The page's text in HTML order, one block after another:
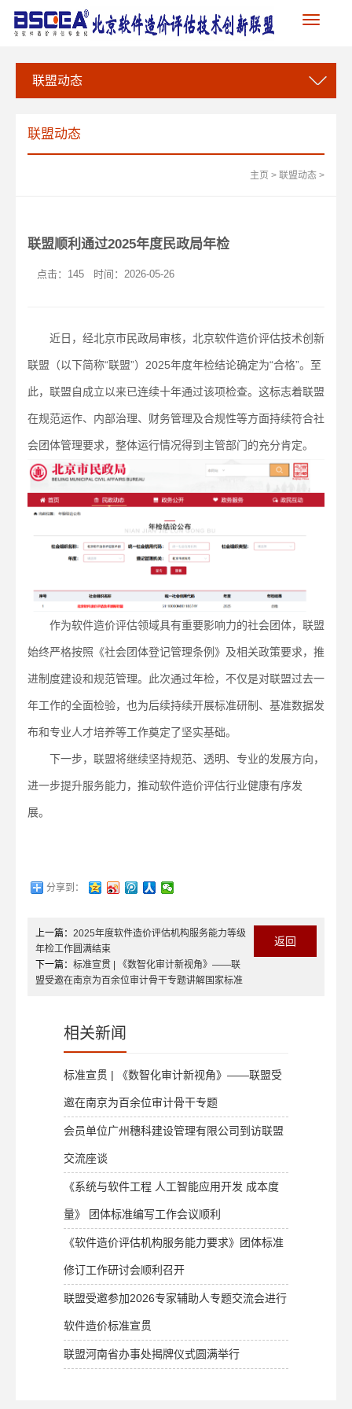
Toggle
navigation
联盟动态
联盟动态
主页 > 联盟动态 >
联盟顺利通过2025年度民政局年检
点击： 145 时间：2026-05-26
近日，经北京市民政局审核，北京软件造价评估技术创新
联盟（以下简称“联盟”）2025年度年检结论确定为“合格”。至
此，联盟自成立以来已连续十年通过该项检查。这标志着联盟
在规范运作、内部治理、财务管理及合规性等方面持续符合社
会团体管理要求，整体运行情况得到主管部门的充分肯定。
作为软件造价评估领域具有重要影响力的社会团体，联盟
始终严格按照《社会团体登记管理条例》及相关政策要求，推
进制度建设和规范管理。此次通过年检，不仅是对联盟过去一
年工作的全面检验，也为后续持续开展标准研制、基准数据发
布和专业人才培养等工作奠定了坚实基础。
下一步，联盟将继续坚持规范、透明、专业的发展方向，
进一步提升服务能力，推动软件造价评估行业健康有序发
展。
分享到：
上一篇： 2025年度软件造价评估机构服务能力等级
年检工作圆满结束
下一篇： 标准宣贯 | 《数智化审计新视角》——联
盟受邀在南京为百余位审计骨干专题讲解国家标准
返回
相关新闻
标准宣贯 | 《数智化审计新视角》——联盟受
邀在南京为百余位审计骨干专题
会员单位广州穗科建设管理有限公司到访联盟
交流座谈
《系统与软件工程 人工智能应用开发 成本度
量》 团体标准编写工作会议顺利
《软件造价评估机构服务能力要求》团体标准
修订工作研讨会顺利召开
联盟受邀参加2026专家辅助人专题交流会进行
软件造价标准宣贯
联盟河南省办事处揭牌仪式圆满举行